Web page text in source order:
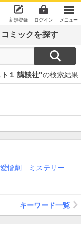
新規登録 ログイン メニュー
ミックを探す
１ 講談社"の検索結果
愛憎劇
ミステリー
キーワード一覧